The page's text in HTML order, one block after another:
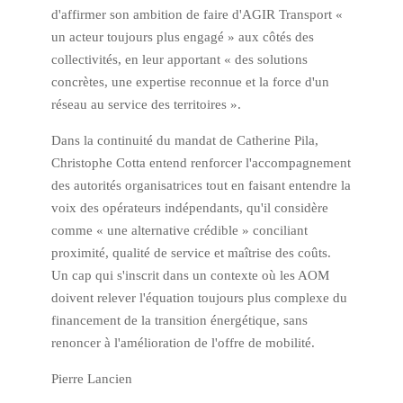
d'affirmer son ambition de faire d'AGIR Transport «
un acteur toujours plus engagé » aux côtés des
collectivités, en leur apportant « des solutions
concrètes, une expertise reconnue et la force d'un
réseau au service des territoires ».
Dans la continuité du mandat de Catherine Pila,
Christophe Cotta entend renforcer l'accompagnement
des autorités organisatrices tout en faisant entendre la
voix des opérateurs indépendants, qu'il considère
comme « une alternative crédible » conciliant
proximité, qualité de service et maîtrise des coûts.
Un cap qui s'inscrit dans un contexte où les AOM
doivent relever l'équation toujours plus complexe du
financement de la transition énergétique, sans
renoncer à l'amélioration de l'offre de mobilité.
Pierre Lancien